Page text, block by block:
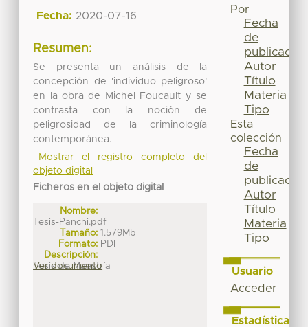
Fecha: 2020-07-16
Resumen:
Se presenta un análisis de la
concepción de 'individuo peligroso'
en la obra de Michel Foucault y se
contrasta con la noción de
peligrosidad de la criminología
contemporánea.
Mostrar el registro completo del
objeto digital
Ficheros en el objeto digital
Nombre:
Tesis-Panchi.pdf
Tamaño: 1.579Mb
Formato: PDF
Descripción:
Tesis de Maestría
Ver documento
Por
Fecha
de
publicación
Autor
Título
Materia
Tipo
Esta
colección
Fecha
de
publicación
Autor
Título
Materia
Tipo
Usuario
Acceder
Estadísticas